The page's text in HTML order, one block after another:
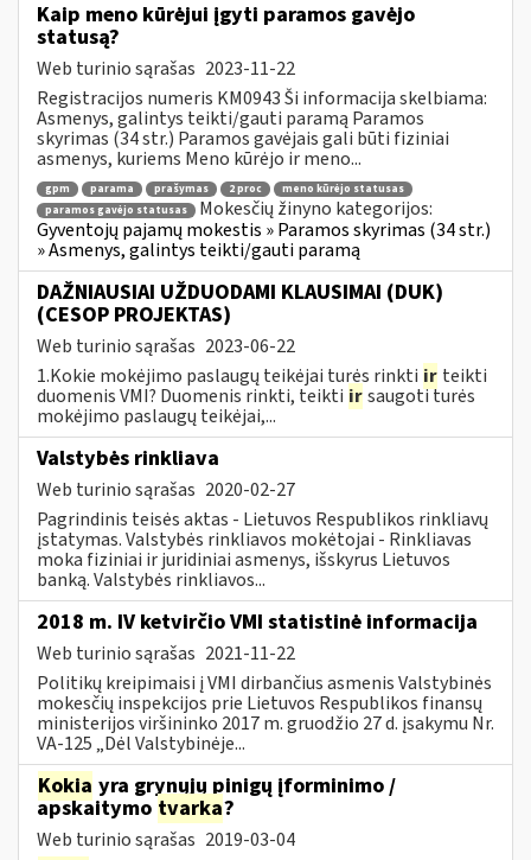
Kaip meno kūrėjui įgyti paramos gavėjo
statusą?
Web turinio sąrašas 2023-11-22
Registracijos numeris KM0943 Ši informacija skelbiama:
Asmenys, galintys teikti/gauti paramą Paramos
skyrimas (34 str.) Paramos gavėjais gali būti fiziniai
asmenys, kuriems Meno kūrėjo ir meno...
gpm parama prašymas 2 proc
meno kūrėjo statusas
paramos gavėjo statusas
Mokesčių žinyno kategorijos:
Gyventojų pajamų mokestis » Paramos skyrimas (34 str.)
» Asmenys, galintys teikti/gauti paramą
DAŽNIAUSIAI UŽDUODAMI KLAUSIMAI (DUK)
(CESOP PROJEKTAS)
Web turinio sąrašas 2023-06-22
1.Kokie mokėjimo paslaugų teikėjai turės rinkti ir teikti
duomenis VMI? Duomenis rinkti, teikti irsaugoti turės
mokėjimo paslaugų teikėjai,...
Valstybės rinkliava
Web turinio sąrašas 2020-02-27
Pagrindinis teisės aktas - Lietuvos Respublikos rinkliavų
įstatymas. Valstybės rinkliavos mokėtojai - Rinkliavas
moka fiziniai ir juridiniai asmenys, išskyrus Lietuvos
banką. Valstybės rinkliavos...
2018 m. IV ketvirčio VMI statistinė informacija
Web turinio sąrašas 2021-11-22
Politikų kreipimaisi į VMI dirbančius asmenis Valstybinės
mokesčių inspekcijos prie Lietuvos Respublikos finansų
ministerijos viršininko 2017 m. gruodžio 27 d. įsakymu Nr.
VA-125 „Dėl Valstybinėje...
Kokia yra grynųjų pinigų įforminimo /
apskaitymo tvarka?
Web turinio sąrašas 2019-03-04